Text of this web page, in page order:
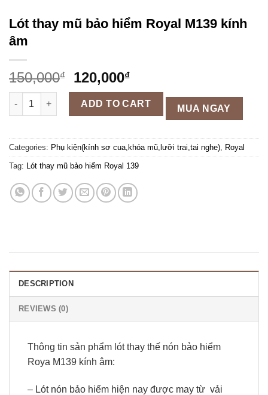
Lót thay mũ bảo hiểm Royal M139 kính
âm
150,000₫ 120,000₫
Lót thay mũ bảo hiểm Royal M139 kính âm quantity
ADD TO CART MUA NGAY
Categories: Phụ kiện(kính sơ cua,khóa mũ,lưỡi trai,tai nghe) Royal
Tag: Lót thay mũ bảo hiểm Royal 139
DESCRIPTION
REVIEWS (0)
Thông tin sản phẩm lót thay thế nón bảo hiểm
Roya M139 kính âm:
– Lót nón bảo hiểm hiện nay được may từ vải